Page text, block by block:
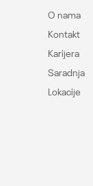
O nama
Kontakt
Karijera
Saradnja
Lokacije